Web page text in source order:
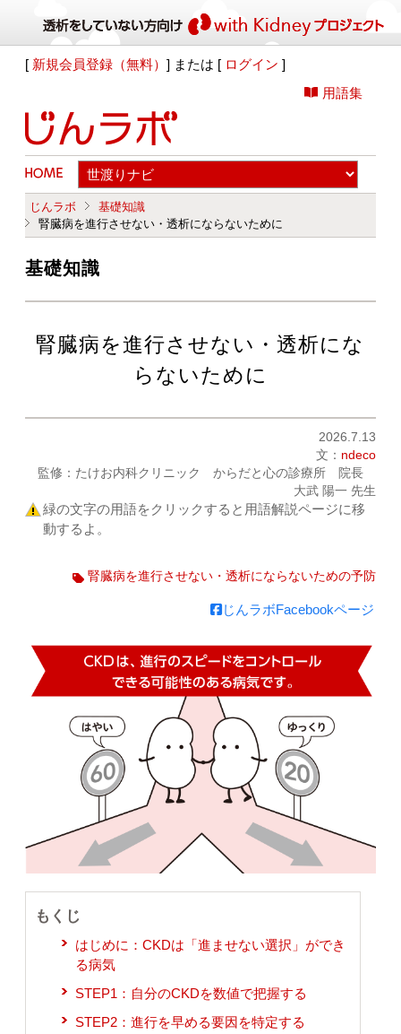
[ 新規会員登録（無料）] または [ ログイン ]
用語集
じんラボ
基礎知識
腎臓病を進行させない・透析にならないために
基礎知識
腎臓病を進行させない・透析にな
らないために
2026.7.13
文： ndeco
監修：たけお内科クリニック からだと心の診療所 院長
大武 陽一 先生
緑の文字の用語をクリックすると用語解説ページに移
動するよ。
腎臓病を進行させない・透析にならないための予防
じんラボFacebookページ
もくじ
はじめに：CKDは「進ませない選択」ができ
る病気
STEP1：自分のCKDを数値で把握する
STEP2：進行を早める要因を特定する